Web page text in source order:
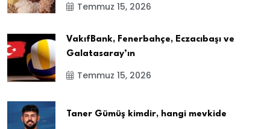
Temmuz 15, 2026
VakıfBank, Fenerbahçe, Eczacıbaşı ve
Galatasaray’ın
Temmuz 15, 2026
Taner Gümüş kimdir, hangi mevkide